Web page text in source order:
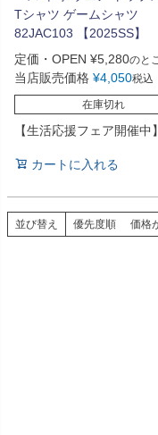
Tシャツ ゲームシャツ
82JAC103 【2025SS】
定価・OPEN ¥5,280のと
当店販売価格 ¥4,050税込
在庫切れ
【生活応援フェア開催中】
カートに入れる
並び替え 優先度順 価格